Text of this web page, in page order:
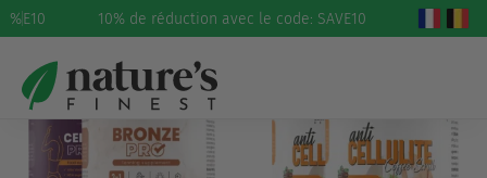
% 10% de réduction avec le code: SAVE10
50%